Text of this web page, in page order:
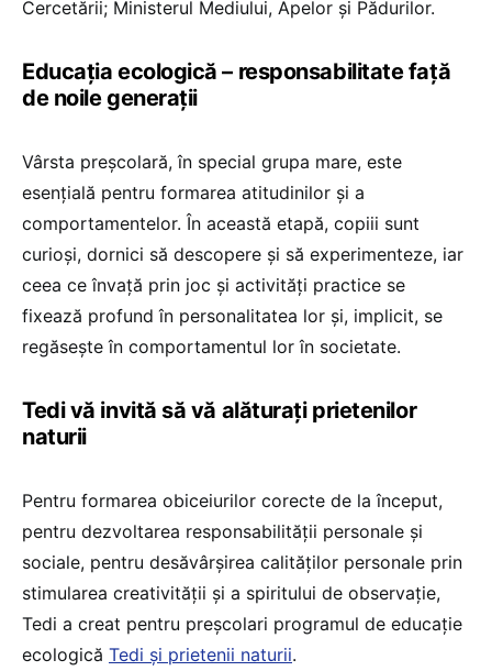
Cercetării; Ministerul Mediului, Apelor și Pădurilor.
Educația ecologică – responsabilitate față
de noile generații
Vârsta preșcolară, în special grupa mare, este
esențială pentru formarea atitudinilor și a
comportamentelor. În această etapă, copiii sunt
curioși, dornici să descopere și să experimenteze, iar
ceea ce învață prin joc și activități practice se
fixează profund în personalitatea lor și, implicit, se
regăsește în comportamentul lor în societate.
Tedi vă invită să vă alăturați prietenilor
naturii
Pentru formarea obiceiurilor corecte de la început,
pentru dezvoltarea responsabilității personale și
sociale, pentru desăvârșirea calităților personale prin
stimularea creativității și a spiritului de observație,
Tedi a creat pentru preșcolari programul de educație
ecologică Tedi și prietenii naturii.